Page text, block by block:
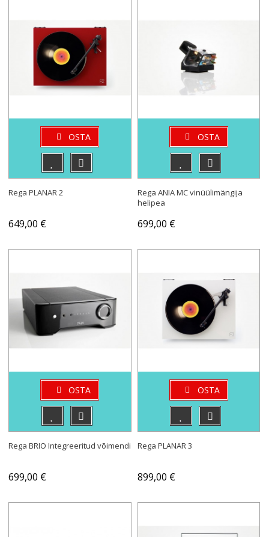
OSTA
Rega PLANAR 2
649,00 €
OSTA
Rega ANIA MC vinüülimängija
helipea
699,00 €
OSTA
Rega BRIO Integreeritud võimendi
699,00 €
OSTA
Rega PLANAR 3
899,00 €